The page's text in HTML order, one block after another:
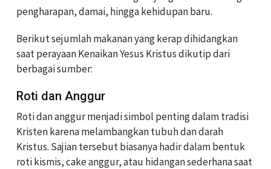
pengharapan, damai, hingga kehidupan baru.
Berikut sejumlah makanan yang kerap dihidangkan
saat perayaan Kenaikan Yesus Kristus dikutip dari
berbagai sumber:
Roti dan Anggur
Roti dan anggur menjadi simbol penting dalam tradisi
Kristen karena melambangkan tubuh dan darah
Kristus. Sajian tersebut biasanya hadir dalam bentuk
roti kismis, cake anggur, atau hidangan sederhana saat